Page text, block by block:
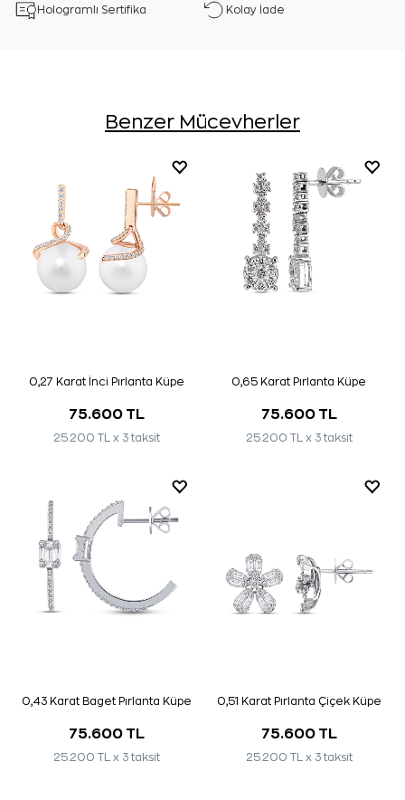
Hologramlı Sertifika Kolay İade
Benzer Mücevherler
0,27 Karat İnci Pırlanta Küpe
75.600 TL
25.200 TL x 3 taksit
0,65 Karat Pırlanta Küpe
75.600 TL
25.200 TL x 3 taksit
0,43 Karat Baget Pırlanta Küpe
75.600 TL
25.200 TL x 3 taksit
0,51 Karat Pırlanta Çiçek Küpe
75.600 TL
25.200 TL x 3 taksit